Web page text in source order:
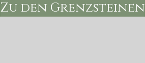
Zu den Grenzsteinen